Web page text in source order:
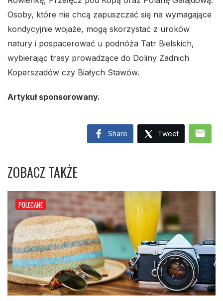
Osoby, które nie chcą zapuszczać się na wymagające
kondycyjnie wojaże, mogą skorzystać z uroków
natury i pospacerować u podnóża Tatr Bielskich,
wybierając trasy prowadzące do Doliny Zadnich
Koperszadów czy Białych Stawów.
Artykuł sponsorowany.
Share Tweet mail
ZOBACZ TAKŻE
POLECANE